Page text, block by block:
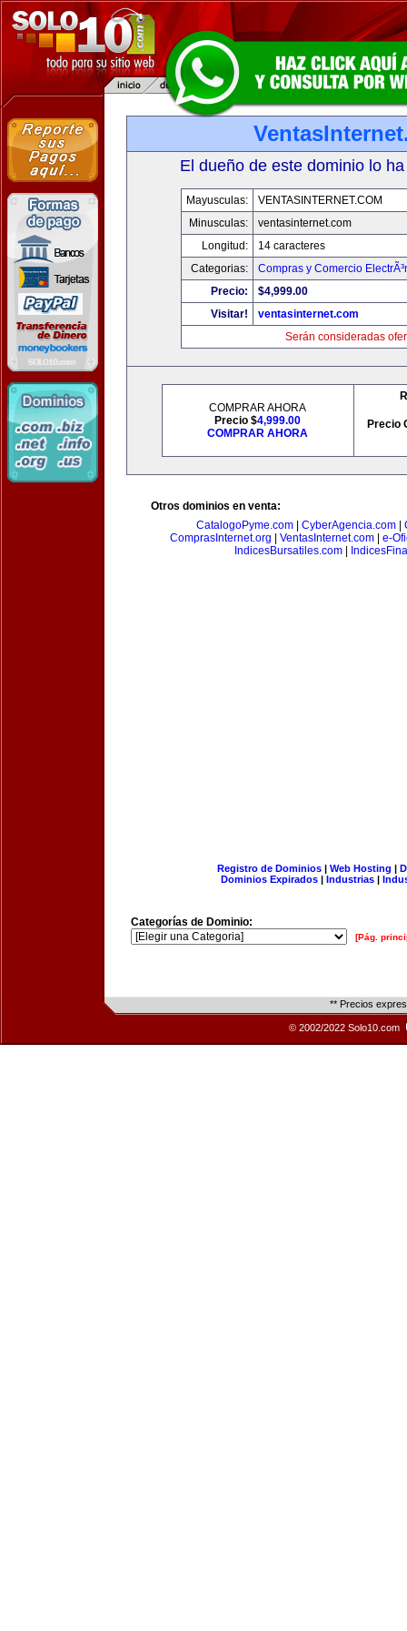
El dueño de este dominio lo
Mayusculas:
VENTASINTERNET.COM
Minusculas:
ventasinternet.com
Longitud:
14 caracteres
Categorias:
Compras y Comercio
Precio:
$4,999.00
Visitar!
ventasinternet.com
Serán consideradas
COMPRAR AHORA
Precio $4,999.00
COMPRAR AHORA
Precio
Otros dominios en venta:
CatalogoPyme.com
CyberAgencia.com
ComprasInternet.org
VentasInternet.com| e-
IndicesBursatiles.com|
Registro de Dominios| Web Hosting |
Dominios Expirados | Industrias |
Categorías de Dominio:
[Pág.
** Precios
© 2002/2022 Solo10.com